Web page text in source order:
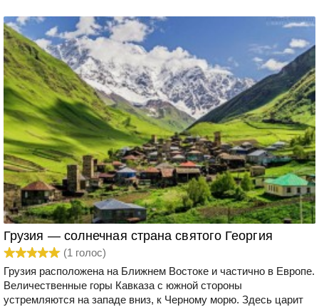
Грузия — солнечная страна святого Георгия
(1 голос)
Грузия расположена на Ближнем Востоке и частично в Европе.
Величественные горы Кавказа с южной стороны
устремляются на западе вниз, к Черному морю. Здесь царит